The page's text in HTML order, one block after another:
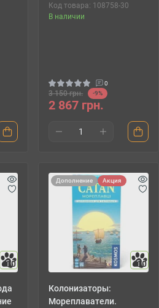
Код товара: 108758-30
В наличии
0
3 150 грн. -9%
2 867 грн.
10
Дополнение Акция
10
Колонизаторы:
Мореплаватели.